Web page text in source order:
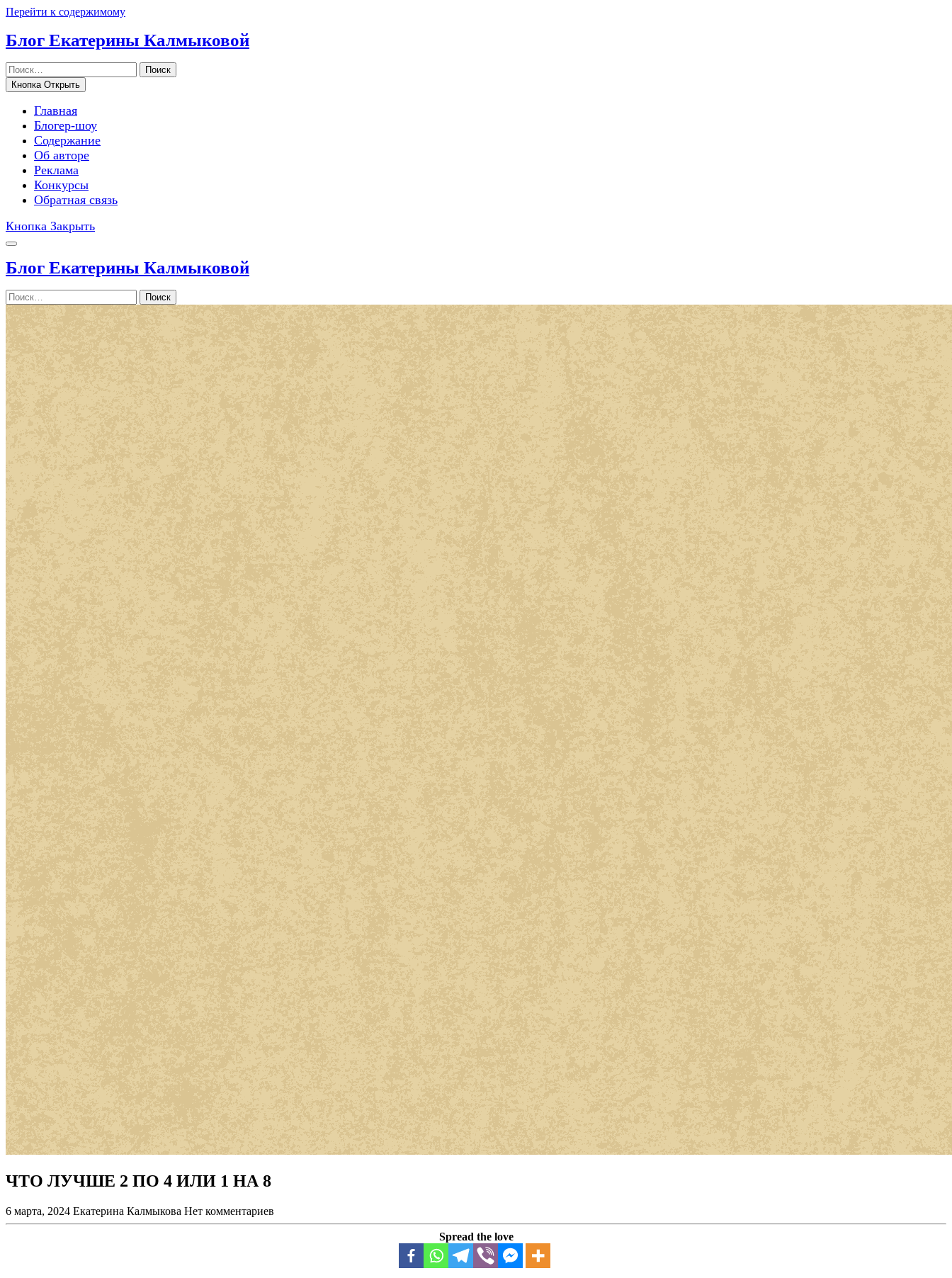
Перейти к содержимому
Блог Екатерины Калмыковой
Поиск
Кнопка Открыть
Главная
Блогер-шоу
Содержание
Об авторе
Реклама
Конкурсы
Обратная связь
Кнопка Закрыть
Блог Екатерины Калмыковой
Поиск
ЧТО ЛУЧШЕ 2 ПО 4 ИЛИ 1 НА 8
6 марта, 2024 Екатерина Калмыкова Нет комментариев
Spread the love